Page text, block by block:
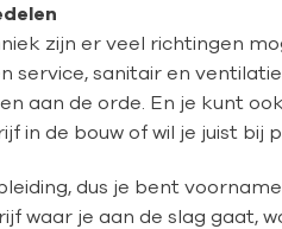
zijn er veel richtingen
service, sanitair en
aan de orde. En je kunt
in de bouw of wil je juist bij
dus je bent
waar je aan de slag gaat,